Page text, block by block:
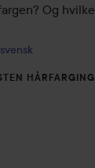
Og
HÅRFARGING